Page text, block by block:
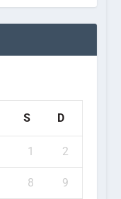
S D
1 2
8 9